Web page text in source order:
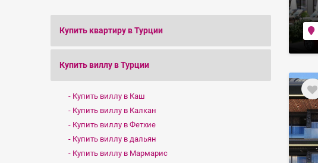
Купить квартиру в Турции
Купить виллу в Турции
Купить виллу в Каш
Купить виллу в Калкан
Купить виллу в Фетхие
Купить виллу в дальян
Купить виллу в Мармарис